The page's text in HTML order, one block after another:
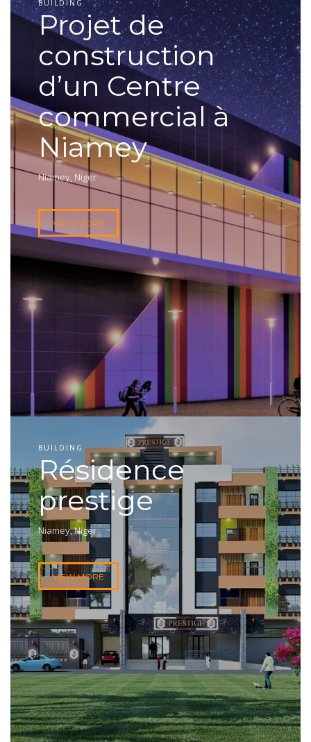
BUILDING
Projet de
construction
d’un Centre
commercial à
Niamey
Niamey, Niger
VIEW MORE
BUILDING
Résidence
prestige
Niamey, Niger
VIEW MORE